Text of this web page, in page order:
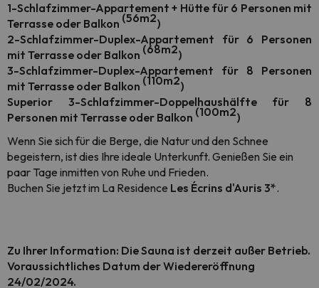
1-Schlafzimmer-Appartement + Hütte für 6 Personen mit
Terrasse oder Balkon (56m2)
2-Schlafzimmer-Duplex-Appartement für 6 Personen
mit Terrasse oder Balkon (68m2)
3-Schlafzimmer-Duplex-Appartement für 8 Personen
mit Terrasse oder Balkon (110m2)
Superior 3-Schlafzimmer-Doppelhaushälfte für 8
Personen mit Terrasse oder Balkon (100m2)
Wenn Sie sich für die Berge, die Natur und den Schnee
begeistern, ist dies Ihre ideale Unterkunft. Genießen Sie ein
paar Tage inmitten von Ruhe und Frieden.
Buchen Sie jetzt im La Residence Les Écrins d'Auris 3*.
Zu Ihrer Information: Die Sauna ist derzeit außer Betrieb.
Voraussichtliches Datum der Wiedereröffnung
24/02/2024.